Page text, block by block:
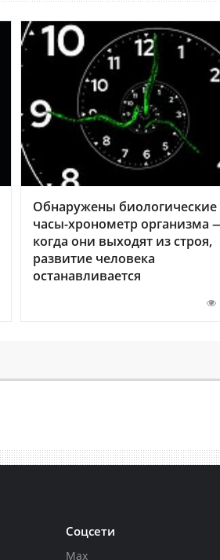
Обнаружены биологические
часы-хронометр организма
когда они выходят из строя,
развитие человека
останавливается
Соцсети
Max